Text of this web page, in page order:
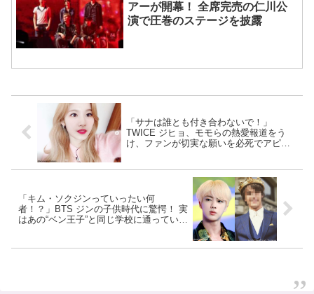
アーが開幕！ 全席完売の仁川公
演で圧巻のステージを披露
「サナは誰とも付き合わないで！」
TWICE ジヒョ、モモらの熱愛報道をう
け、ファンが切実な願いを必死でアピー
「キム・ソクジンっていったい何
者！？」BTS ジンの子供時代に驚愕！ 実
はあの“ベン王子”と同じ学校に通ってい